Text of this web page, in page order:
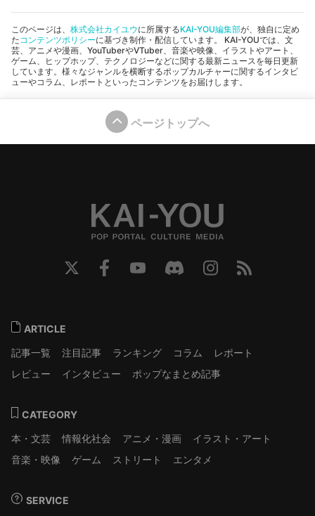
このページは、 株式会社カイユウに所属するKAI-YOU編集部が、独自に定め
た コンテンツポリシーに基づき制作・配信しています。 KAI-YOUでは、文
芸、アニメや漫画、YouTuberやVTuber、音楽や映像、イラストやアート、
ゲーム、ヒップホップ、テクノロジーなどに関する最新ニュースを毎日更新
しています。様々なジャンルを横断するポップカルチャーに関するインタビ
ューやコラム、レポートといったコンテンツをお届けします。
ページトップへ
ARTICLE
記事一覧
注目記事 ランキング コラム
レポート
レビュー
インタビュー ポップなまとめ記事
CATEGORY
本・文芸
情報化社会 アニメ・漫画
イラスト・アート
音楽・映像
ゲーム ストリート エンタメ
SERVICE